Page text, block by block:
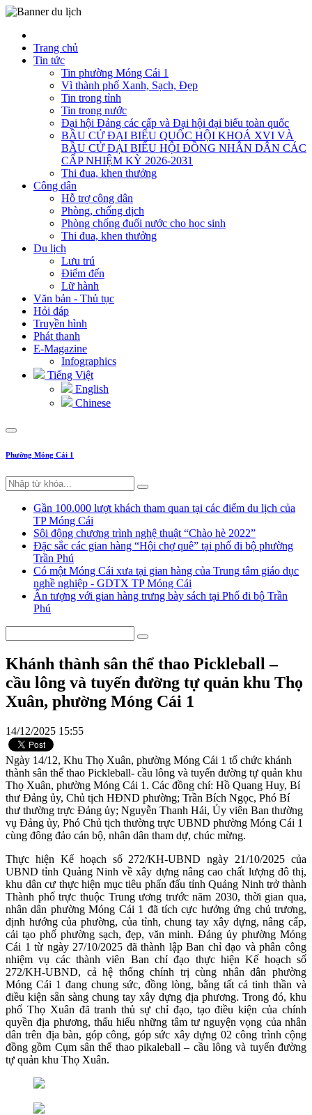
Trang chủ
Tin tức
Tin phường Móng Cái 1
Vì thành phố Xanh, Sạch, Đẹp
Tin trong tỉnh
Tin trong nước
Đại hội Đảng các cấp và Đại hội đại biểu toàn quốc
BẦU CỬ ĐẠI BIỂU QUỐC HỘI KHOÁ XVI VÀ
BẦU CỬ ĐẠI BIỂU HỘI ĐỒNG NHÂN DÂN CÁC
CẤP NHIỆM KỲ 2026-2031
Thi đua, khen thưởng
Công dân
Hỗ trợ công dân
Phòng, chống dịch
Phòng chống đuối nước cho học sinh
Thi đua, khen thưởng
Du lịch
Lưu trú
Điểm đến
Lữ hành
Văn bản - Thủ tục
Hỏi đáp
Truyền hình
Phát thanh
E-Magazine
Infographics
Tiếng Việt
English
Chinese
Phường Móng Cái 1
Gần 100.000 lượt khách tham quan tại các điểm du lịch của
TP Móng Cái
Sôi động chương trình nghệ thuật “Chào hè 2022”
Đặc sắc các gian hàng “Hội chợ quê” tại phố đi bộ phường
Trần Phú
Có một Móng Cái xưa tại gian hàng của Trung tâm giáo dục
nghề nghiệp - GDTX TP Móng Cái
Ấn tượng với gian hàng trưng bày sách tại Phố đi bộ Trần
Phú
Khánh thành sân thể thao Pickleball –
cầu lông và tuyến đường tự quản khu Thọ
Xuân, phường Móng Cái 1
14/12/2025 15:55
Ngày 14/12, Khu Thọ Xuân, phường Móng Cái 1 tổ chức khánh
thành sân thể thao Pickleball- cầu lông và tuyến đường tự quản khu
Thọ Xuân, phường Móng Cái 1. Các đồng chí: Hồ Quang Huy, Bí
thư Đảng ủy, Chủ tịch HĐND phường; Trần Bích Ngọc, Phó Bí
thư thường trực Đảng ủy; Nguyễn Thanh Hải, Ủy viên Ban thường
vụ Đảng ủy, Phó Chủ tịch thường trực UBND phường Móng Cái 1
cùng đông đảo cán bộ, nhân dân tham dự, chúc mừng.
Thực hiện Kế hoạch số 272/KH-UBND ngày 21/10/2025 của
UBND tỉnh Quảng Ninh về xây dựng nâng cao chất lượng đô thị,
khu dân cư thực hiện mục tiêu phấn đấu tỉnh Quảng Ninh trở thành
Thành phố trực thuộc Trung ương trước năm 2030, thời gian qua,
nhân dân phường Móng Cái 1 đã tích cực hưởng ứng chủ trương,
định hướng của phường, của tỉnh, chung tay xây dựng, nâng cấp,
cải tạo phố phường sạch, đẹp, văn minh. Đảng ủy phường Móng
Cái 1 từ ngày 27/10/2025 đã thành lập Ban chỉ đạo và phân công
nhiệm vụ các thành viên Ban chỉ đạo thực hiện Kế hoạch số
272/KH-UBND, cả hệ thống chính trị cùng nhân dân phường
Móng Cái 1 đang chung sức, đồng lòng, bằng tất cả tinh thần và
điều kiện sẵn sàng chung tay xây dựng địa phương. Trong đó, khu
phố Thọ Xuân đã tranh thủ sự chỉ đạo, tạo điều kiện của chính
quyền địa phương, thấu hiểu những tâm tư nguyện vọng của nhân
dân trên địa bàn, góp công, góp sức xây dựng 02 công trình cộng
đồng gồm Cụm sân thể thao pikaleball – cầu lông và tuyến đường
tự quản khu Thọ Xuân.